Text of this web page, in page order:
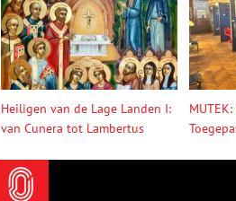
Heiligen van de Lage Landen I:
van Cunera tot Lambertus